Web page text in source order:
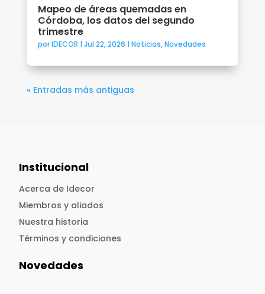
Mapeo de áreas quemadas en
Córdoba, los datos del segundo
trimestre
porIDECOR | Jul 22, 2026 | Noticias,Novedades
« Entradas más antiguas
Institucional
Acerca de Idecor
Miembros y aliados
Nuestra historia
Términos y condiciones
Novedades